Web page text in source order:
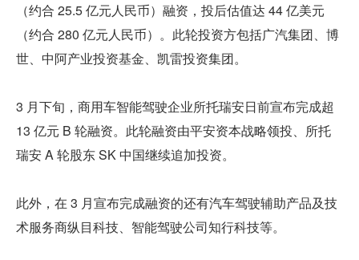
（约合 25.5 亿元人民币）融资，投后估值达 44 亿美元
（约合 280 亿元人民币）。此轮投资方包括广汽集团、博
世、中阿产业投资基金、凯雷投资集团。
3 月下旬，商用车智能驾驶企业所托瑞安日前宣布完成超
13 亿元 B 轮融资。此轮融资由平安资本战略领投、所托
瑞安 A 轮股东 SK 中国继续追加投资。
此外，在 3 月宣布完成融资的还有汽车驾驶辅助产品及技
术服务商纵目科技、智能驾驶公司知行科技等。